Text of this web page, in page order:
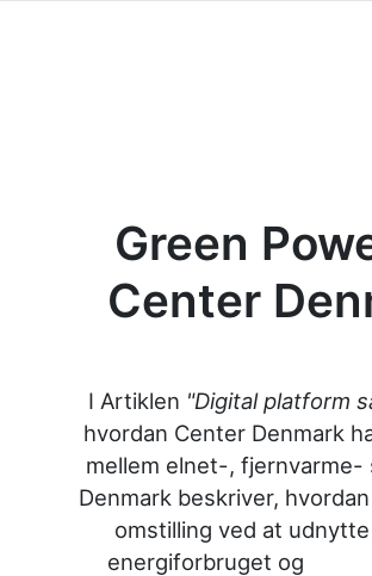
Green
Center
I Artiklen "Digital platform
hvordan Center Denmark
mellem elnet-, fjernvarme-
Denmark beskriver,
omstilling ved at
energiforbruget og